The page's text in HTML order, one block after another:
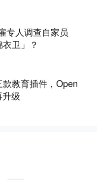
专人调查自家员
卫」？
教育插件，Open
级